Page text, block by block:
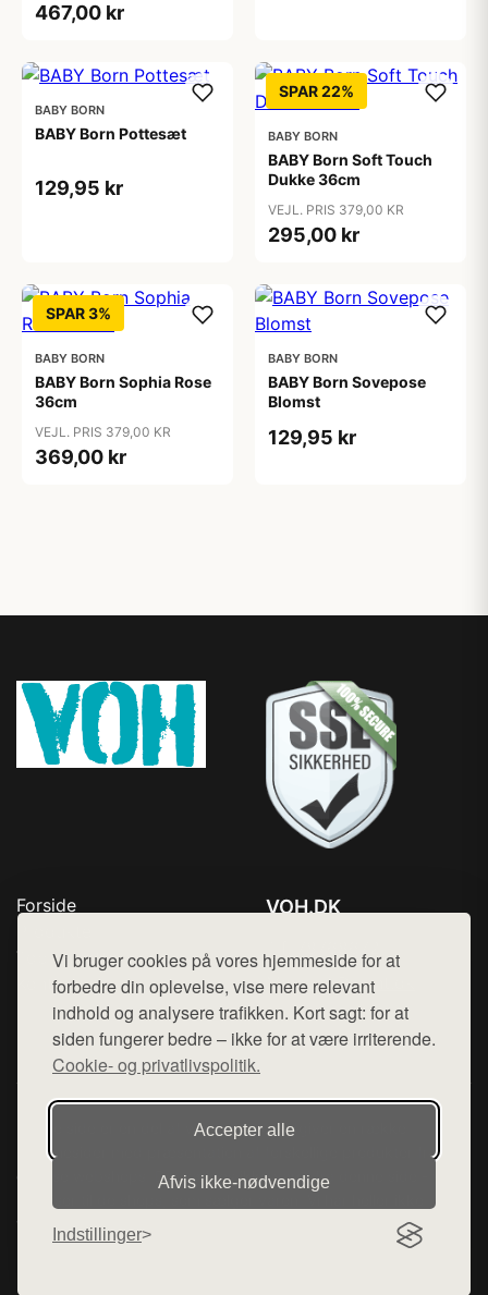
Vi bruger cookies på vores hjemmeside for at
forbedre din oplevelse, vise mere relevant
indhold og analysere trafikken. Kort sagt: for at
siden fungerer bedre – ikke for at være irriterende.
Cookie- og privatlivspolitik.
Accepter alle
Afvis ikke‑nødvendige
Indstillinger
467,00 kr
BABY BORN
BABY Born Pottesæt
129,95 kr
SPAR 22%
BABY BORN
BABY Born Soft Touch
Dukke 36cm
VEJL. PRIS 379,00 KR
295,00 kr
SPAR 3%
BABY BORN
BABY Born Sophia Rose
36cm
VEJL. PRIS 379,00 KR
369,00 kr
BABY BORN
BABY Born Sovepose
Blomst
129,95 kr
Forside
Top Rabatter
Kontakt
VOH.DK
Mail: hej@want.dk
Cookie- og privatlivspolitik
Denne side er en del af want.dk, der udgiver en række
hjemmesider med præsentation af forskellige produkter fra
diverse webshops. Der sælges ikke varer fra denne side - vi
henviser til de shops, som sælger varen. Vi har heller ikke
varerne på lager.